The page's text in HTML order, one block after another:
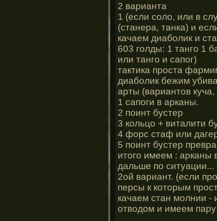
2 варианта
1 (если соло, или в
(станера, танка) и
качаем диаболик и
603 голды: 1 танго 1
или танго и сапог)
тактика проста
диаболик бежим
арты (вариантов
1 сапоги в арканы.
2 поинт бустер
3 кольцо + виталити
4 форс стаф или
5 поинт бустер
итого имеем : арканы
дальше по ситуации...
2ой вариант. (если
персы к которым
качаем стан молнии
отводом и имеем